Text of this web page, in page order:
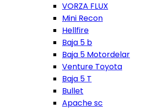
VORZA FLUX
Mini Recon
Hellfire
Baja 5 b
Baja 5 Motordelar
Venture Toyota
Baja 5 T
Bullet
Apache sc